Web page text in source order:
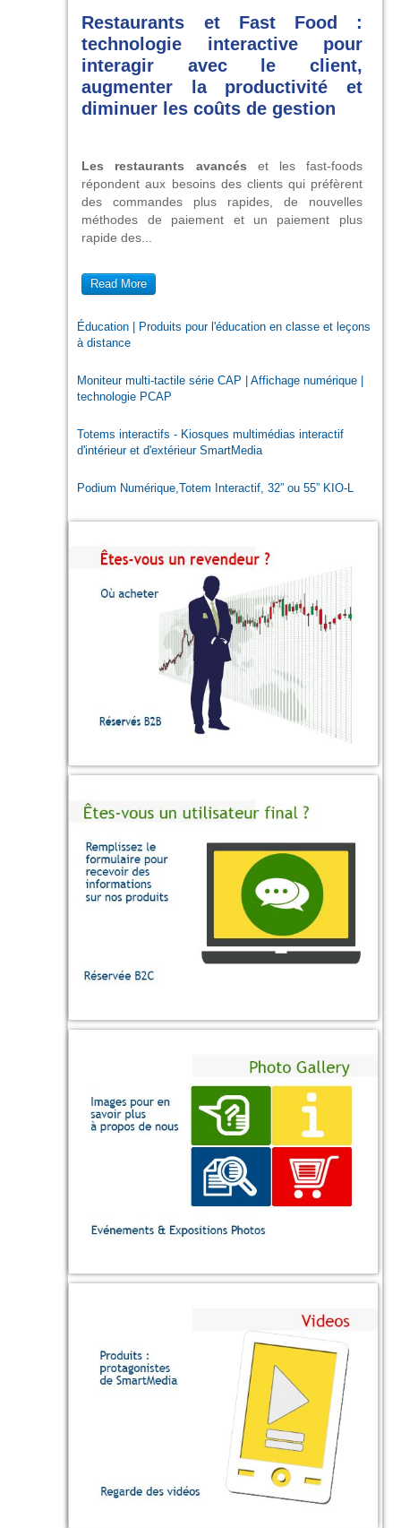
Restaurants et Fast Food :
technologie interactive pour
interagir avec le client,
augmenter la productivité et
diminuer les coûts de gestion
Les restaurants avancés et les fast-foods
répondent aux besoins des clients qui préfèrent
des commandes plus rapides, de nouvelles
méthodes de paiement et un paiement plus
rapide des...
Read More
Éducation | Produits pour l'éducation en classe et leçons
à distance
Moniteur multi-tactile série CAP | Affichage numérique |
technologie PCAP
Totems interactifs - Kiosques multimédias interactif
d'intérieur et d'extérieur SmartMedia
Podium Numérique,Totem Interactif, 32” ou 55” KIO-L